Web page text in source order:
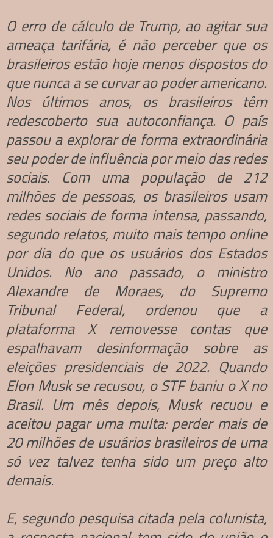
O erro de cálculo de Trump, ao agitar sua
ameaça tarifária, é não perceber que os
brasileiros estão hoje menos dispostos do
que nunca a se curvar ao poder americano.
Nos últimos anos, os brasileiros têm
redescoberto sua autoconfiança. O país
passou a explorar de forma extraordinária
seu poder de influência por meio das redes
sociais. Com uma população de 212
milhões de pessoas, os brasileiros usam
redes sociais de forma intensa, passando,
segundo relatos, muito mais tempo online
por dia do que os usuários dos Estados
Unidos. No ano passado, o ministro
Alexandre de Moraes, do Supremo
Tribunal Federal, ordenou que a
plataforma X removesse contas que
espalhavam desinformação sobre as
eleições presidenciais de 2022. Quando
Elon Musk se recusou, o STF baniu o X no
Brasil. Um mês depois, Musk recuou e
aceitou pagar uma multa: perder mais de
20 milhões de usuários brasileiros de uma
só vez talvez tenha sido um preço alto
demais.
E, segundo pesquisa citada pela colunista,